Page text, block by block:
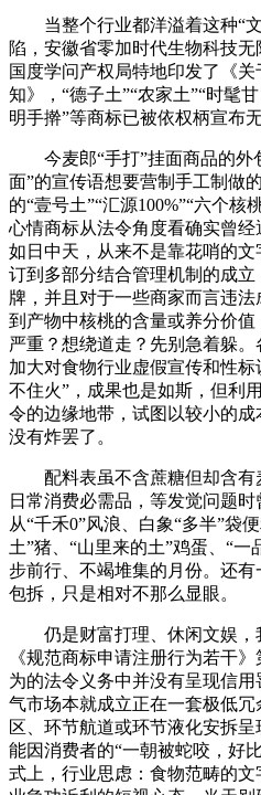
当整个行业都洋溢着这种“文
陷，安徽省零加时代生物科技无
国度学问产权局特地印发了《
知》，“德子土”“农家土”“时髦
明手擀”等商标已被依权柄宣布无
今麦郎“手打”挂面商品的外
面”的宣传语想要营制手工制做
的“壹号土”“汇源100%”“六个核
心情商标从法令角度看确实曾
如日中天，从来不是靠花哨的
订到多部分结合管理机制的成
牌，并且对于一些商家而言违
到产物中核桃的含量或养分价
严重？想绕道走？先别急着躲
加大对食物行业虚假宣传和性
不住火”，成果也是如斯，但利
令的边缘地带，试图以较小的
没有炸罢了。
配料表虽不含蔗糖但却含有
日常消费必需品，等发觉问题时
从“千禾0”风浪、白象“多半”袋
土”猪、“山里来的土”鸡蛋、“
步前行、不竭堆集的月份。还
包拆，只是相对不那么显眼。
仍是财富打理、休闲文娱，
《规范商标申请注册行为若干
为的法令义务中并没有呈现信
气市场本就成立正在一套极低
区、环节航道或环节液化安拆
能因消费者的“一朝被蛇咬，好
式上，行业思虑：食物范畴的